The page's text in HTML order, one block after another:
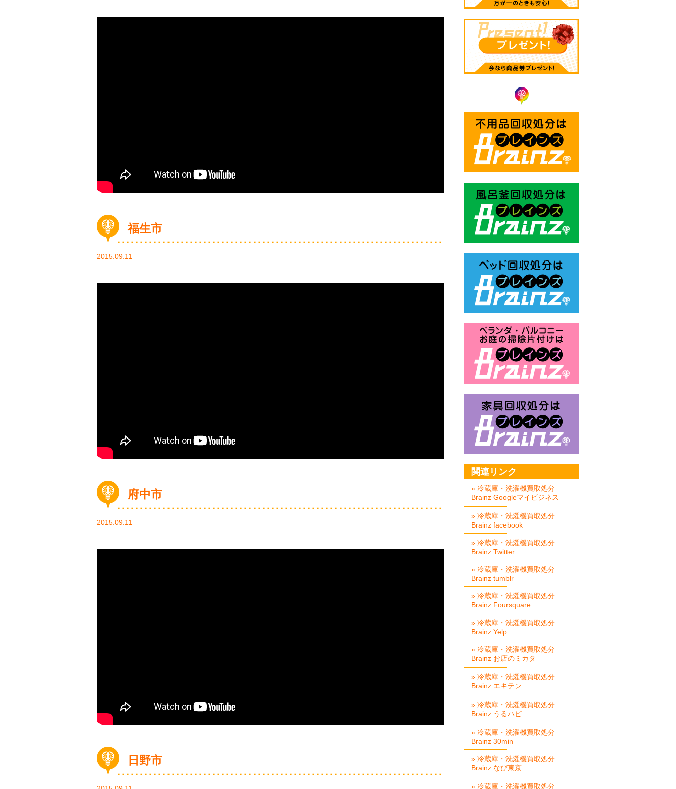
福生市
2015.09.11
府中市
2015.09.11
日野市
関連リンク
» 冷蔵庫・洗濯機買取処分
Brainz Googleマイビジネス
» 冷蔵庫・洗濯機買取処分
Brainz facebook
» 冷蔵庫・洗濯機買取処分
Brainz Twitter
» 冷蔵庫・洗濯機買取処分
Brainz tumblr
» 冷蔵庫・洗濯機買取処分
Brainz Foursquare
» 冷蔵庫・洗濯機買取処分
Brainz Yelp
» 冷蔵庫・洗濯機買取処分
Brainz お店のミカタ
» 冷蔵庫・洗濯機買取処分
Brainz エキテン
» 冷蔵庫・洗濯機買取処分
Brainz うるハピ
» 冷蔵庫・洗濯機買取処分
Brainz 30min
» 冷蔵庫・洗濯機買取処分
Brainz なび東京
» 冷蔵庫・洗濯機買取処分